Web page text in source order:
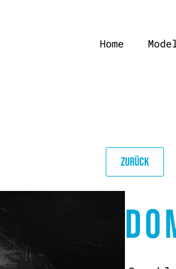
Home
ZURÜCK